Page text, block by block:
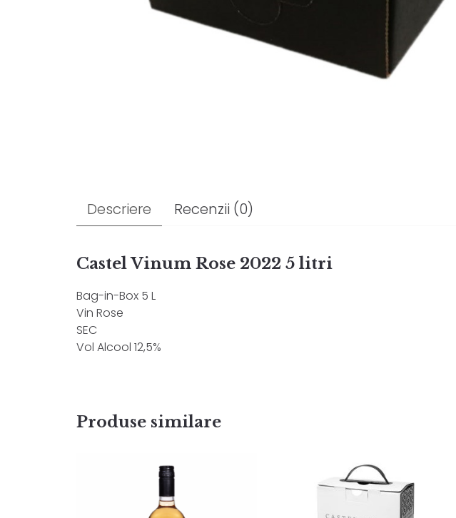
Descriere Recenzii (0)
Castel Vinum Rose 2022 5 litri
Bag-in-Box 5 L
Vin Rose
SEC
Vol Alcool 12,5%
Produse similare
Castel Vinum Rose
Castel Vinum
Chardonnay 2023 2
Nume utilizator sau adresă email